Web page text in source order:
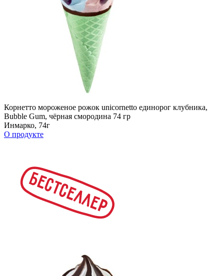
Корнетто мороженое рожок unicornetto единорог клубника,
Bubble Gum, чёрная смородина 74 гр
Инмарко, 74г
О продукте